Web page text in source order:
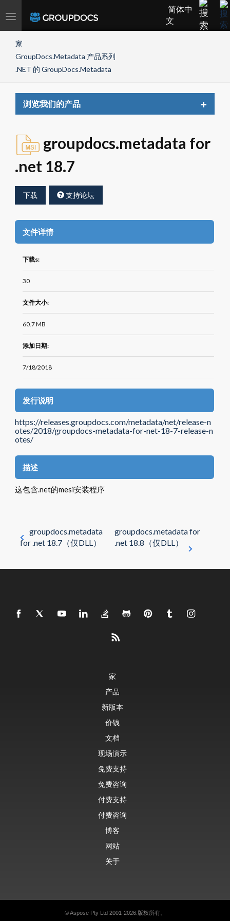
Toggle
简体中
文
家
GroupDocs.Metadata 产品系列
.NET 的 GroupDocs.Metadata
浏览我们的产品
Toggle
groupdocs.metadata for
.net 18.7
下载 支持论坛
文件详情
下载s:
30
文件大小:
60.7 MB
添加日期:
7/18/2018
发行说明
https://releases.groupdocs.com/metadata/net/release-n
otes/2018/groupdocs-metadata-for-net-18-7-release-n
otes/
描述
这包含.net的mesi安装程序
groupdocs.metadata
for .net 18.7（仅DLL）
groupdocs.metadata for
.net 18.8（仅DLL）
家
产品
新版本
价钱
文档
现场演示
免费支持
免费咨询
付费支持
付费咨询
博客
网站
关于
© Aspose Pty Ltd 2001-2026.版权所有。